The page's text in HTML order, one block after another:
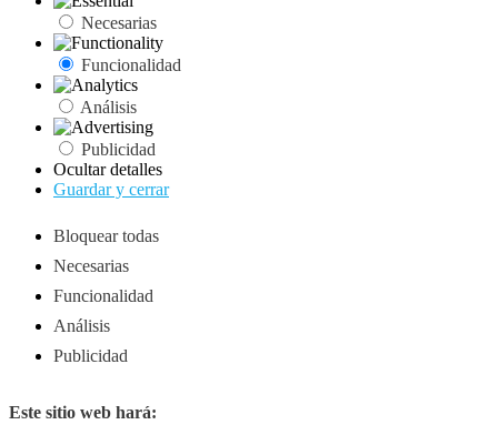
Necesarias
Funcionalidad
Análisis
Publicidad
Ocultar detalles
Guardar y cerrar
Bloquear todas
Necesarias
Funcionalidad
Análisis
Publicidad
Este sitio web hará: